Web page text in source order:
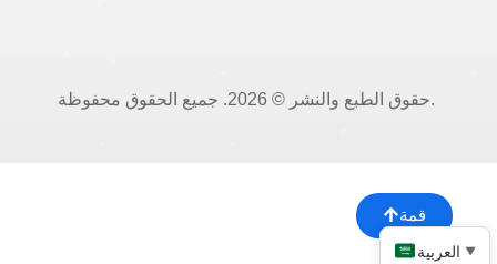
قمة
حقوق الطبع والنشر © 2026. جميع الحقوق محفوظة.
العربية ▼